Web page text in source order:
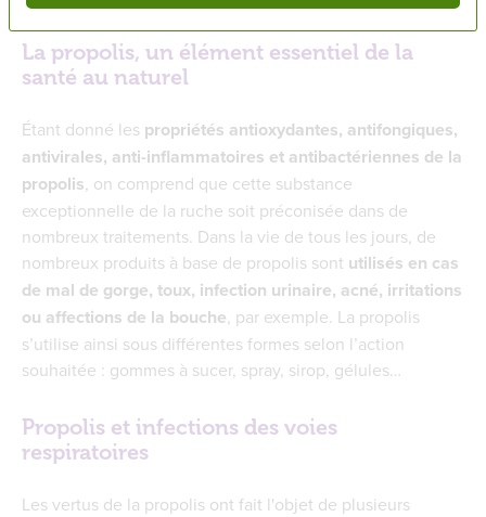
La propolis, un élément essentiel de la
santé au naturel
Étant donné les propriétés antioxydantes, antifongiques,
antivirales, anti-inflammatoires et antibactériennes de la
propolis, on comprend que cette substance
exceptionnelle de la ruche soit préconisée dans de
nombreux traitements. Dans la vie de tous les jours, de
nombreux produits à base de propolis sont utilisés en cas
de mal de gorge, toux, infection urinaire, acné, irritations
ou affections de la bouche, par exemple. La propolis
s’utilise ainsi sous différentes formes selon l’action
souhaitée : gommes à sucer, spray, sirop, gélules…
Propolis et infections des voies
respiratoires
Les vertus de la propolis ont fait l'objet de plusieurs